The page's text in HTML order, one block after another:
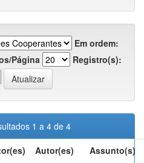
Em ordem:
Página
Registro(s):
1 a 4 de 4
Autor(es) Assunto(s)